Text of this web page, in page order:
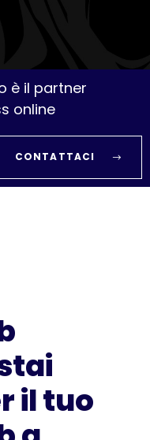
è il partner
online
CONTATTACI
il tuo